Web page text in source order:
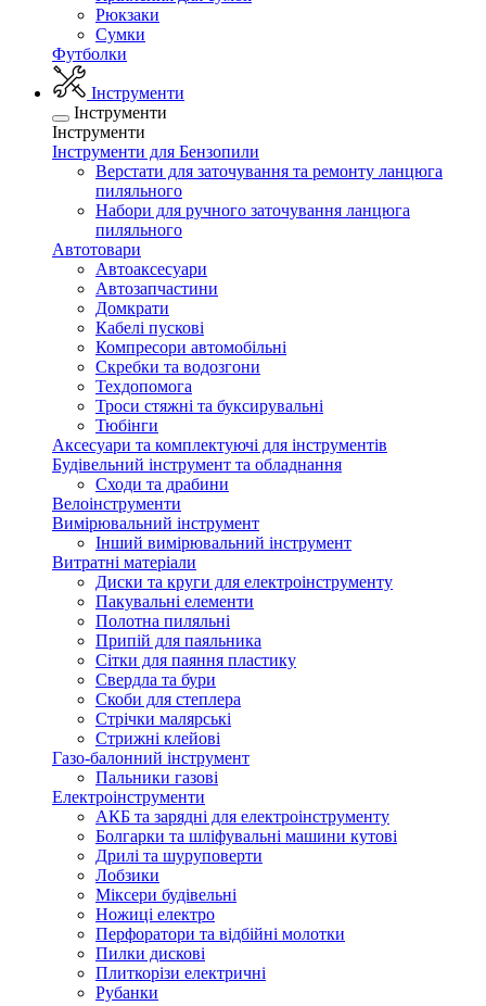
Рюкзаки
Сумки
Футболки
Інструменти
Інструменти
Інструменти
Інструменти для Бензопили
Верстати для заточування та ремонту ланцюга
пиляльного
Набори для ручного заточування ланцюга
пиляльного
Автотовари
Автоаксесуари
Автозапчастини
Домкрати
Кабелі пускові
Компресори автомобільні
Скребки та водозгони
Техдопомога
Троси стяжні та буксирувальні
Тюбінги
Аксесуари та комплектуючі для інструментів
Будівельний інструмент та обладнання
Сходи та драбини
Велоінструменти
Вимірювальний інструмент
Інший вимірювальний інструмент
Витратні матеріали
Диски та круги для електроінструменту
Пакувальні елементи
Полотна пиляльні
Припій для паяльника
Сітки для паяння пластику
Свердла та бури
Скоби для степлера
Стрічки малярські
Стрижні клейові
Газо-балонний інструмент
Пальники газові
Електроінструменти
АКБ та зарядні для електроінструменту
Болгарки та шліфувальні машини кутові
Дрилі та шуруповерти
Лобзики
Міксери будівельні
Ножиці електро
Перфоратори та відбійні молотки
Пилки дискові
Плиткорізи електричні
Рубанки